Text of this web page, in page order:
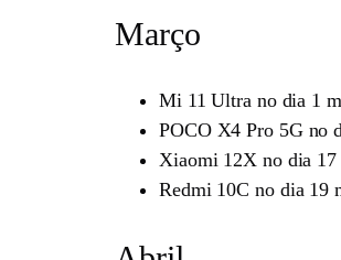
Março
Mi 11 Ultra no dia 1
POCO X4 Pro 5G no
Xiaomi 12X no dia 17
Redmi 10C no dia 19